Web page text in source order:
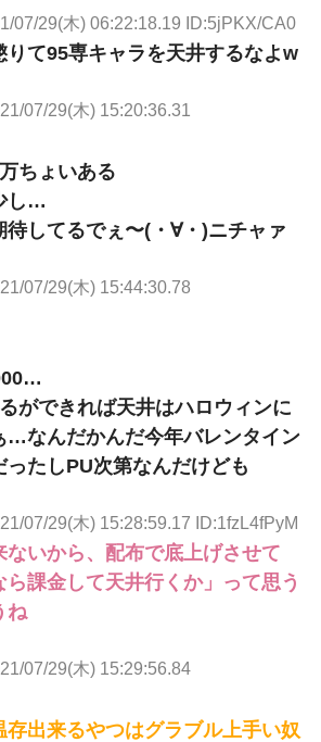
07/29(木) 06:22:18.19 ID:5jPKX/CA0
りて95専キャラを天井するなよw
07/29(木) 15:20:36.31
ちょいある
し…
待してるでぇ〜(・∀・)ニチャァ
07/29(木) 15:44:30.78
ができれば天井はハロウィンに
…なんだかんだ今年バレンタイン
ったしPU次第なんだけども
07/29(木) 15:28:59.17 ID:1fzL4fPyM
ないから、配布で底上げさせて
ら課金して天井行くか」って思う
ね
07/29(木) 15:29:56.84
存出来るやつはグラブル上手い奴